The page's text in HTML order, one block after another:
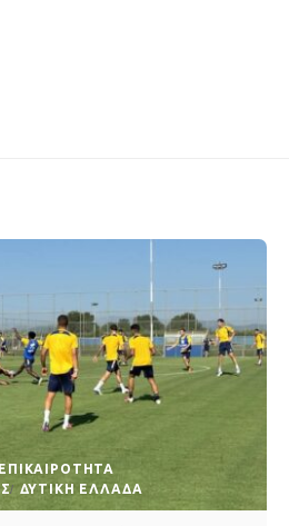
EΠΙΚΑΙΡΌΤΗΤΑ
ΔΥΤΙΚΉ ΕΛΛΆΔΑ